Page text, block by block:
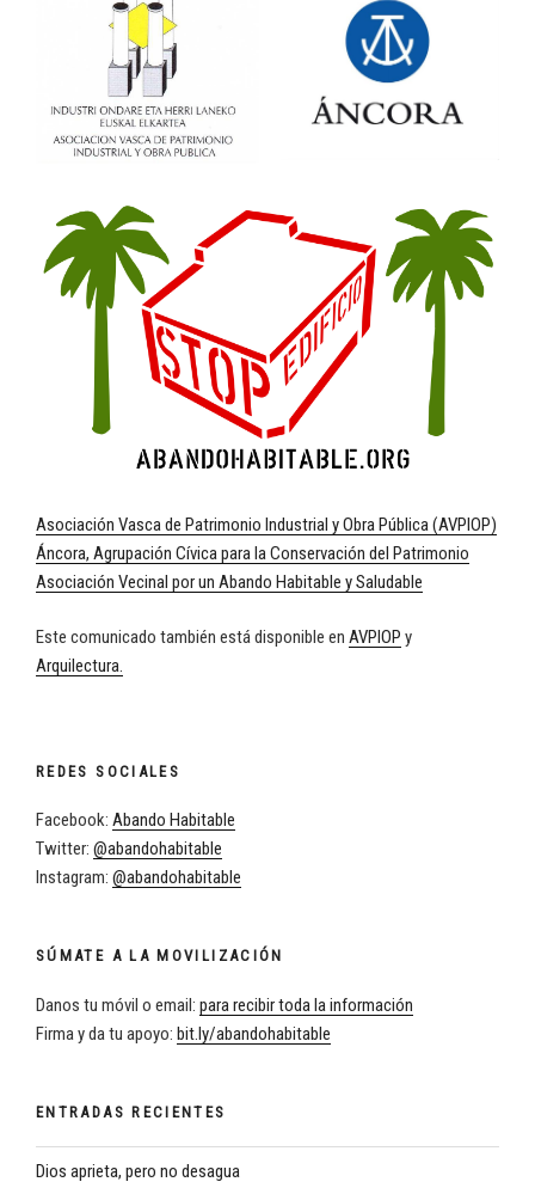
Asociación Vasca de Patrimonio Industrial y Obra Pública (AVPIOP)
Áncora, Agrupación Cívica para la Conservación del Patrimonio
Asociación Vecinal por un Abando Habitable y Saludable
Este comunicado también está disponible en AVPIOP y
Arquilectura.
REDES SOCIALES
Facebook: Abando Habitable
Twitter: @abandohabitable
Instagram: @abandohabitable
SÚMATE A LA MOVILIZACIÓN
Danos tu móvil o email: para recibir toda la información
Firma y da tu apoyo: bit.ly/abandohabitable
ENTRADAS RECIENTES
Dios aprieta, pero no desagua